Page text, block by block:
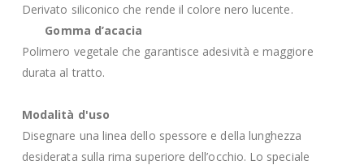
Derivato siliconico che rende il colore nero lucente.
Gomma d’acacia
Polimero vegetale che garantisce adesività e maggiore
durata al tratto.
Modalità d'uso
Disegnare una linea dello spessore e della lunghezza
desiderata sulla rima superiore dell’occhio. Lo speciale